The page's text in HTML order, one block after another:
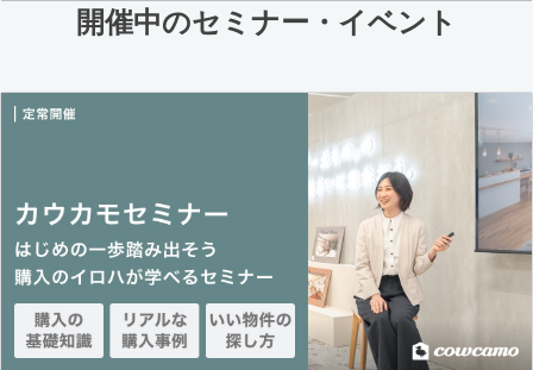
開催中のセミナー・イベント